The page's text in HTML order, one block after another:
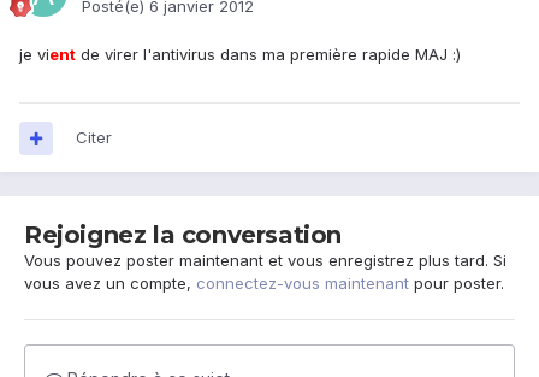
Posté(e) 6 janvier 2012
je vient de virer l'antivirus dans ma première rapide MAJ :)
Citer
Rejoignez la conversation
Vous pouvez poster maintenant et vous enregistrez plus tard. Si
vous avez un compte, connectez-vous maintenant pour poster.